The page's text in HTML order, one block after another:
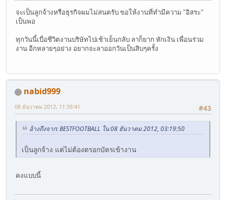
จะเป็นลูกจ้างหรือธุรกิจผมไม่สนครับ ขอให้งานที่ทำมีความ "อิสระ"
เป็นพอ
ทุกวันนี้เบื่อชีวิตงานบริษัทไปเช้าเย็นกลับ ลาก็ยาก หักเงิน เพื่อนร่วม
งาน อีกหลายๆอย่าง อยากจะลาออกวันเป็นสิบๆครั้ง
nabid999
#43
08 ธันวาคม 2012, 11:39:41
อ้างถึงจาก: BESTFOOTBALL ใน 08 ธันวาคม 2012, 03:19:50
เป็นลูกจ้าง แต่ไม่ต้องตรอกบัตรเข้างาน
คงแบบนี้